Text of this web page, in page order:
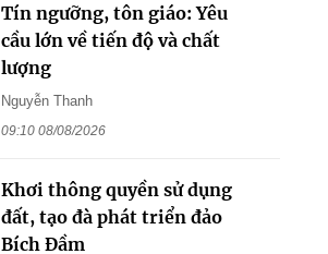
Tín ngưỡng, tôn giáo: Yêu
cầu lớn về tiến độ và chất
lượng
Nguyễn Thanh
09:10 08/08/2026
Khơi thông quyền sử dụng
đất, tạo đà phát triển đảo
Bích Đầm